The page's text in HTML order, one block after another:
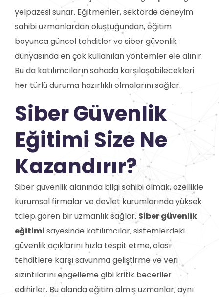
yelpazesi sunar. Eğitmenler, sektörde deneyim
sahibi uzmanlardan oluştuğundan, eğitim
boyunca güncel tehditler ve siber güvenlik
dünyasında en çok kullanılan yöntemler ele alınır.
Bu da katılımcıların sahada karşılaşabilecekleri
her türlü duruma hazırlıklı olmalarını sağlar.
Siber Güvenlik
Eğitimi Size Ne
Kazandırır?
Siber güvenlik alanında bilgi sahibi olmak, özellikle
kurumsal firmalar ve devlet kurumlarında yüksek
talep gören bir uzmanlık sağlar. Siber güvenlik
eğitimi sayesinde katılımcılar, sistemlerdeki
güvenlik açıklarını hızla tespit etme, olası
tehditlere karşı savunma geliştirme ve veri
sızıntılarını engelleme gibi kritik beceriler
edinirler. Bu alanda eğitim almış uzmanlar, aynı